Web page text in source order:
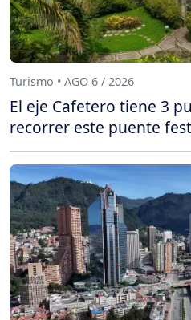
Turismo • AGO 6 / 2026
El eje Cafetero tiene 3
recorrer este puente